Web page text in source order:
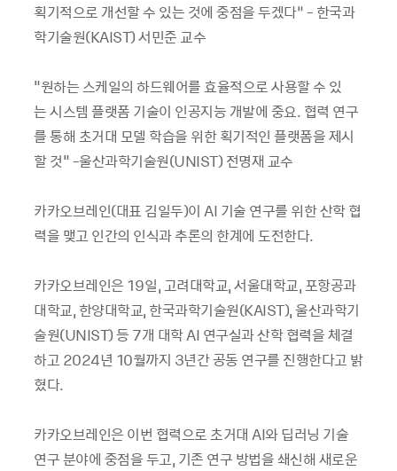
획기적으로 개선할 수 있는 것에 중점을 두겠다” - 한국과
학기술원(KAIST) 서민준 교수
"원하는 스케일의 하드웨어를 효율적으로 사용할 수 있
는 시스템 플랫폼 기술이 인공지능 개발에 중요. 협력 연구
를 통해 초거대 모델 학습을 위한 획기적인 플랫폼을 제시
할 것" -울산과학기술원(UNIST) 전명재 교수
카카오브레인(대표 김일두)이 AI 기술 연구를 위한 산학 협
력을 맺고 인간의 인식과 추론의 한계에 도전한다.
카카오브레인은 19일, 고려대학교, 서울대학교, 포항공과
대학교, 한양대학교, 한국과학기술원(KAIST), 울산과학기
술원(UNIST) 등 7개 대학 AI 연구실과 산학 협력을 체결
하고 2024년 10월까지 3년간 공동 연구를 진행한다고 밝
혔다.
카카오브레인은 이번 협력으로 초거대 AI와 딥러닝 기술
연구 분야에 중점을 두고, 기존 연구 방법을 쇄신해 새로운